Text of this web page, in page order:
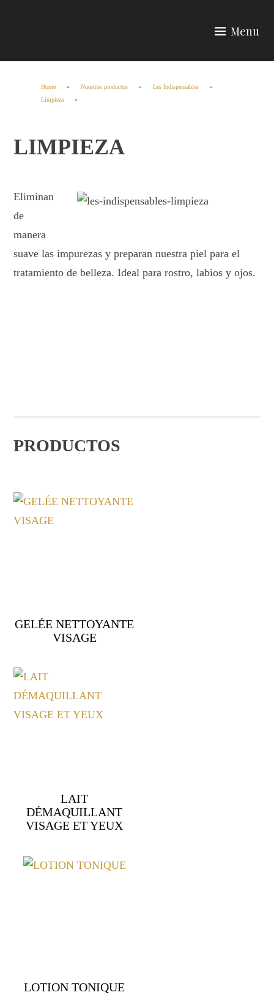
Wherteimar
Menu
Home » Nuestros productos » Les Indispensables
»
Limpieza
»
LIMPIEZA
Eliminan
de
manera
suave las impurezas y preparan nuestra piel para el
tratamiento de belleza. Ideal para rostro, labios y ojos.
PRODUCTOS
GELÉE NETTOYANTE
VISAGE
LAIT
DÉMAQUILLANT
VISAGE ET YEUX
LOTION TONIQUE